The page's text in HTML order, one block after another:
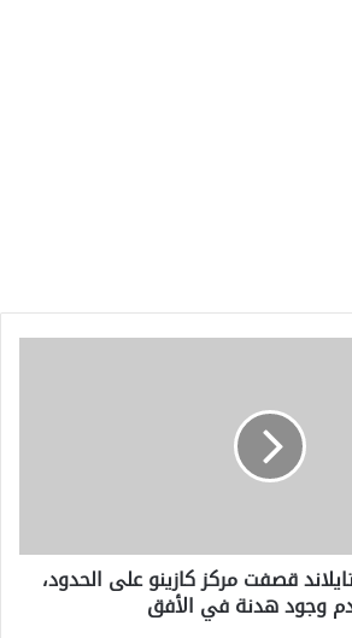
قصفت مركز كازينو على الحدود،
وجود هدنة في الأفق